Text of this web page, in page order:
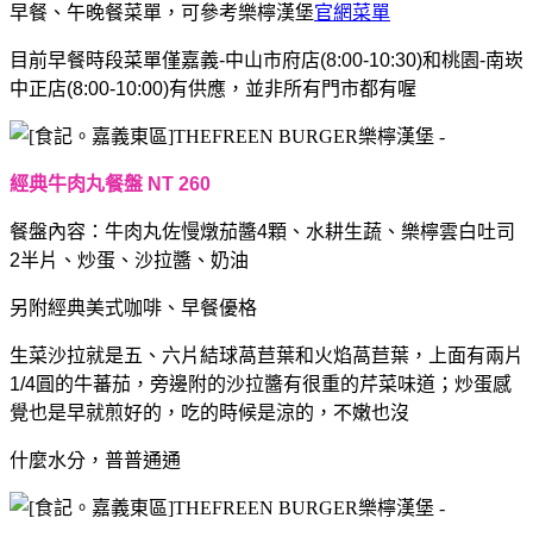
早餐、午晚餐菜單，可參考樂檸漢堡官網菜單
目前早餐時段菜單僅嘉義-中山市府店(8:00-10:30)和桃園-南崁
中正店(8:00-10:00)有供應， 並非所有門市都有喔
經典牛肉丸餐盤 NT 260
餐盤內容：牛肉丸佐慢燉茄醬4顆、水耕生蔬、樂檸雲白吐司
2半片、炒蛋、沙拉醬、奶油
另附經典美式咖啡、早餐優格
生菜沙拉就是五、六片結球萵苣葉和火焰萵苣葉，上面有兩片
1/4圓的牛蕃茄，旁邊附的沙拉醬有很重的芹菜味道； 炒蛋感
覺也是早就煎好的，吃的時候是涼的，不嫩也沒
什麼水分，普普通通